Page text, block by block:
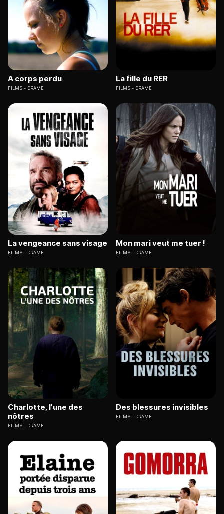
A corps perdu
FILMS DRAME
La fille du RER
FILMS DRAME
La vengeance sans visage
FILMS DRAME
Mon mari veut me tuer !
FILMS DRAME
Charlotte, l'une des
nôtres
FILMS DRAME
Des blessures invisibles
FILMS DRAME